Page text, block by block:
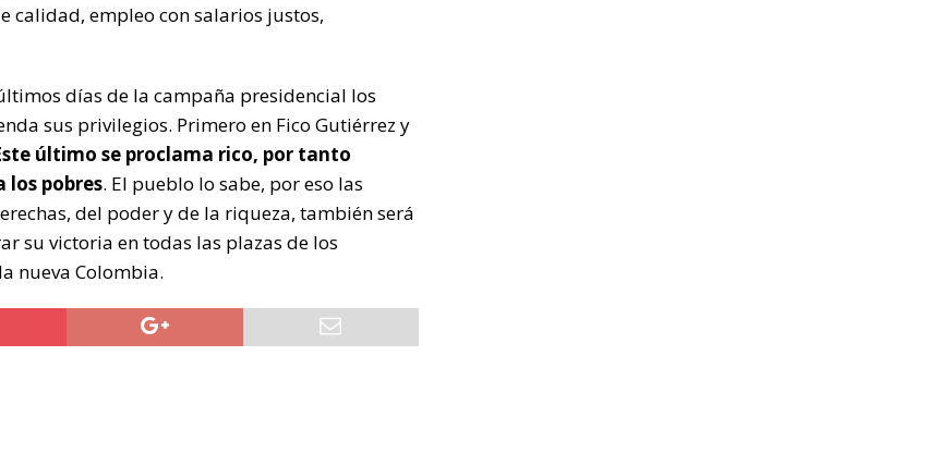
calidad, empleo con salarios justos,
días de la campaña presidencial los
sus privilegios. Primero en Fico Gutiérrez y
último se proclama rico, por tanto
los pobres. El pueblo lo sabe, por eso las
del poder y de la riqueza, también será
su victoria en todas las plazas de los
nueva Colombia.